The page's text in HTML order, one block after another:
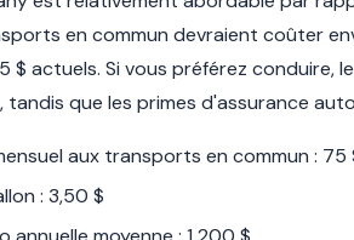
en commun devraient coûter
$ actuels. Si vous préférez conduire,
tandis que les primes d'assurance
aux transports en commun : 75
: 3,50 $